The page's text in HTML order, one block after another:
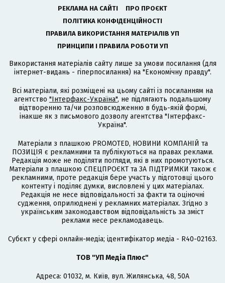
РЕКЛАМА НА САЙТІ
ПРО ПРОЄКТ
ПОЛІТИКА КОНФІДЕНЦІЙНОСТІ
ПРАВИЛА ВИКОРИСТАННЯ МАТЕРІАЛІВ УП
ПРИНЦИПИ І ПРАВИЛА РОБОТИ УП
Використання матеріалів сайту лише за умови посилання (для
інтернет-видань - гіперпосилання) на "Економічну правду".
Всі матеріали, які розміщені на цьому сайті із посиланням на
агентство "Інтерфакс-Україна", не підлягають подальшому
відтворенню та/чи розповсюдженню в будь-якій формі,
інакше як з письмового дозволу агентства "Інтерфакс-
Україна".
Матеріали з плашкою PROMOTED, НОВИНИ КОМПАНІЙ та
ПОЗИЦІЯ є рекламними та публікуються на правах реклами.
Редакція може не поділяти погляди, які в них промотуються.
Матеріали з плашкою СПЕЦПРОЄКТ та ЗА ПІДТРИМКИ також є
рекламними, проте редакція бере участь у підготовці цього
контенту і поділяє думки, висловлені у цих матеріалах.
Редакція не несе відповідальності за факти та оціночні
судження, оприлюднені у рекламних матеріалах. Згідно з
українським законодавством відповідальність за зміст
реклами несе рекламодавець.
Cубєкт у сфері онлайн-медіа; ідентифікатор медіа - R40-02163.
ТОВ "УП Медіа Плюс"
Адреса: 01032, м. Київ, вул. Жилянська, 48, 50А